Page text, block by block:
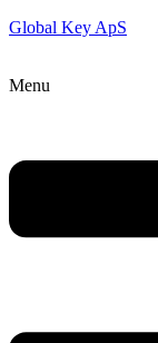
Global Key ApS
Menu